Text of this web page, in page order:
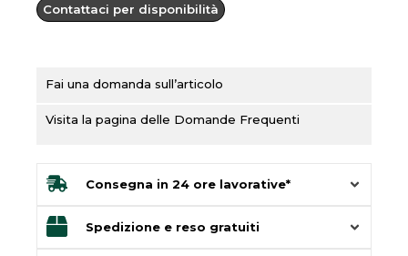
Contattaci per disponibilità
Fai una domanda sull’articolo
Visita la pagina delle Domande Frequenti
Consegna in 24 ore lavorative*
Spedizione e reso gratuiti